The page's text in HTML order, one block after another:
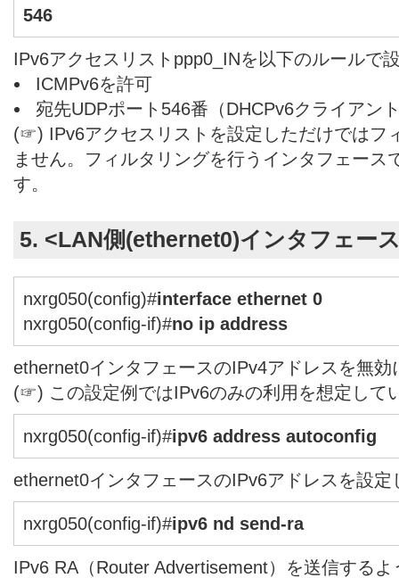
546
IPv6アクセスリストppp0_INを以下のルールで
ICMPv6を許可
宛先UDPポート546番（DHCPv6クライアン
(☞) IPv6アクセスリストを設定しただけではフ
ません。フィルタリングを行うインタフェース
す。
5. <LAN側(ethernet0)インタフェー
nxrg050(config)#interface ethernet 0
nxrg050(config-if)#no ip address
ethernet0インタフェースのIPv4アドレスを無効
(☞) この設定例ではIPv6のみの利用を想定して
nxrg050(config-if)#ipv6 address autoconfig
ethernet0インタフェースのIPv6アドレスを設定
nxrg050(config-if)#ipv6 nd send-ra
IPv6 RA（Router Advertisement）を送信する